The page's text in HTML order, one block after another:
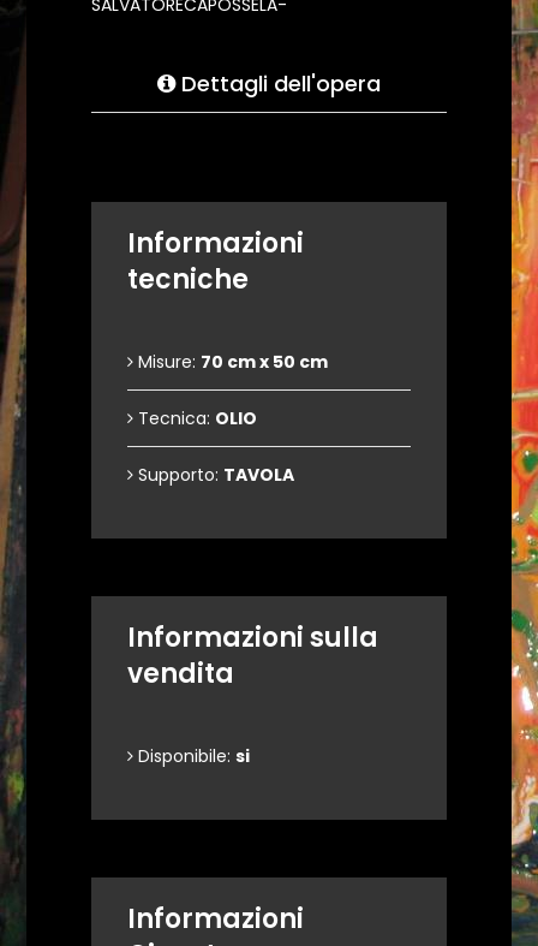
SALVATORECAPOSSELA-
Dettagli dell'opera
Informazioni
tecniche
Misure: 70 cm x 50 cm
Tecnica: OLIO
Supporto: TAVOLA
Informazioni sulla
vendita
Disponibile: si
Informazioni